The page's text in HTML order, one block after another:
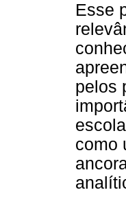
Esse
pelos
como